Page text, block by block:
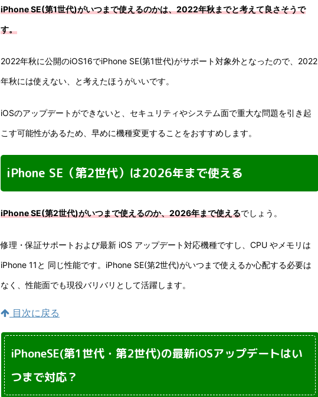
iPhone SE(第1世代)がいつまで使えるのかは、2022年秋までと考えて良さそうで
す。
2022年秋に公開のiOS16でiPhone SE(第1世代)がサポート対象外となったので、2022
年秋には使えない、と考えたほうがいいです。
iOSのアップデートができないと、セキュリティやシステム面で重大な問題を引き起
こす可能性があるため、早めに機種変更することをおすすめします。
iPhone SE（第2世代）は2026年まで使える
iPhone SE(第2世代)がいつまで使えるのか、2026年まで使えるでしょう。
修理・保証サポートおよび最新 iOS アップデート対応機種ですし、CPU やメモリは
iPhone 11と 同じ性能です。iPhone SE(第2世代)がいつまで使えるか心配する必要は
なく、性能面でも現役バリバリとして活躍します。
目次に戻る
iPhoneSE(第1世代・第2世代)の最新iOSアップデートはい
つまで対応？